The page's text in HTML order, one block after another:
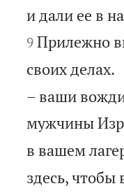
и дали ее в
9 Прилежно
своих делах.
– ваши
мужчины
в вашем
здесь, чтобы